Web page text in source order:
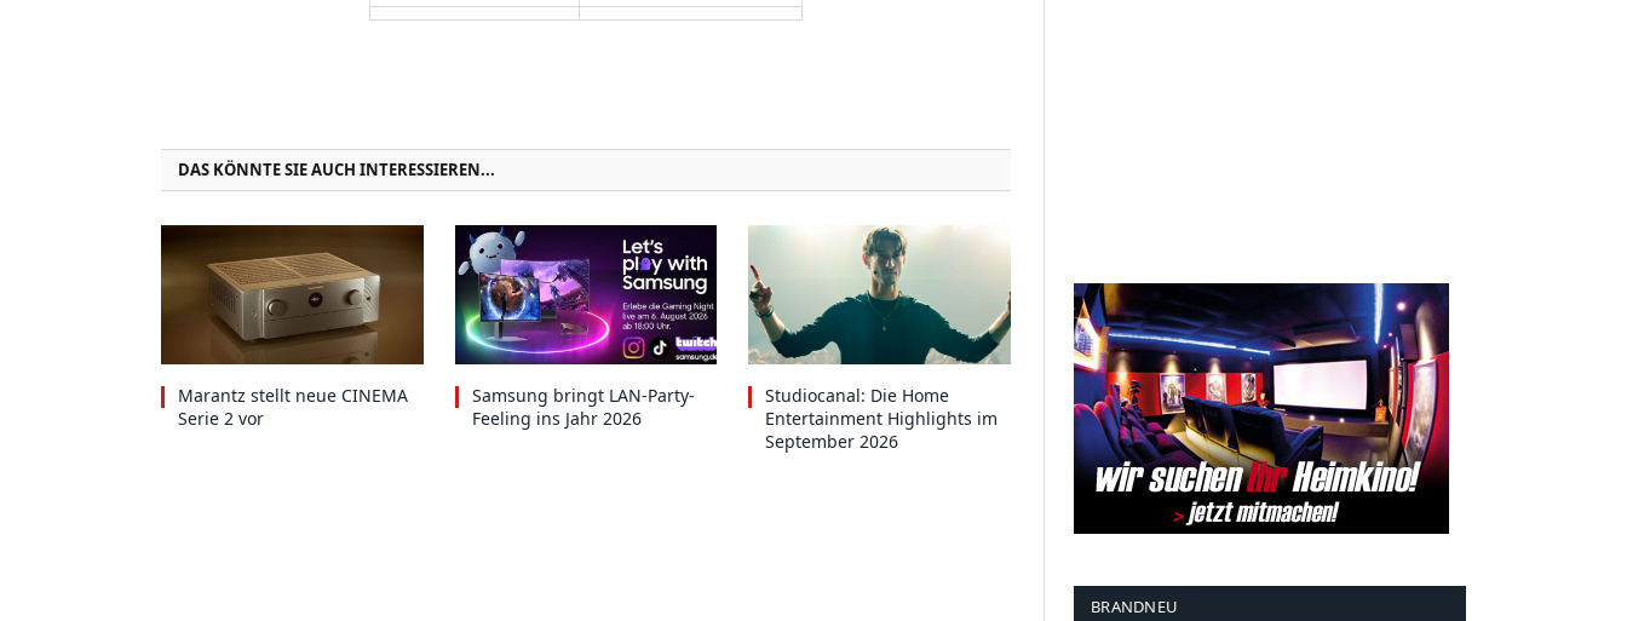
DAS KÖNNTE SIE AUCH INTERESSIEREN...
Marantz stellt neue CINEMA
Serie 2 vor
Samsung bringt LAN-Party-
Feeling ins Jahr 2026
Studiocanal: Die Home
Entertainment Highlights im
September 2026
BRANDNEU